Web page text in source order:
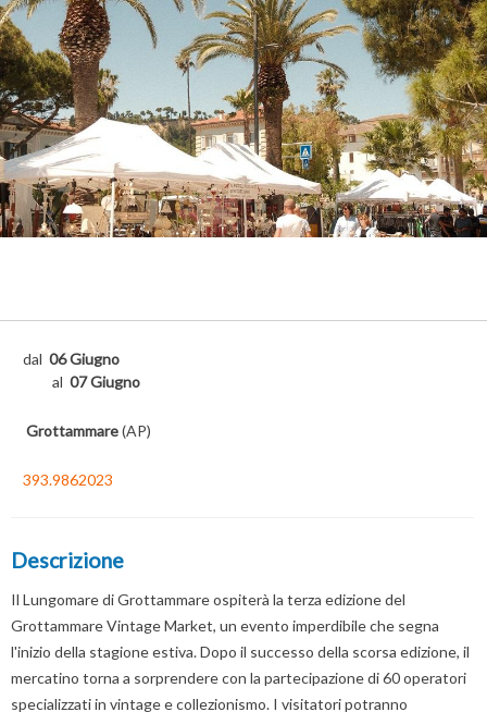
dal 06 Giugno
al 07 Giugno
Grottammare(AP)
393.9862023
Descrizione
Il Lungomare di Grottammare ospiterà la terza edizione del
Grottammare Vintage Market, un evento imperdibile che segna
l'inizio della stagione estiva. Dopo il successo della scorsa edizione, il
mercatino torna a sorprendere con la partecipazione di 60 operatori
specializzati in vintage e collezionismo. I visitatori potranno